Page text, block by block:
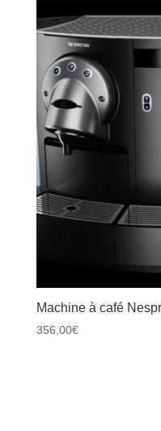
Machine à café
356,00€